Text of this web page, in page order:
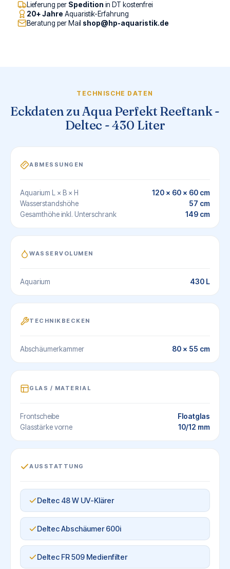
Lieferung per Spedition in DT kostenfrei
20+ Jahre Aquaristik-Erfahrung
Beratung per Mail shop@hp-aquaristik.de
TECHNISCHE DATEN
Eckdaten zu Aqua Perfekt Reeftank -
Deltec - 430 Liter
ABMESSUNGEN
Aquarium L × B × H 120 × 60 × 60 cm
Wasserstandshöhe 57 cm
Gesamthöhe inkl. Unterschrank 149 cm
WASSERVOLUMEN
Aquarium 430 L
TECHNIKBECKEN
Abschäumerkammer 80 x 55 cm
GLAS / MATERIAL
Frontscheibe Floatglas
Glasstärke vorne 10/12 mm
AUSSTATTUNG
Deltec 48 W UV-Klärer
Deltec Abschäumer 600i
Deltec FR 509 Medienfilter